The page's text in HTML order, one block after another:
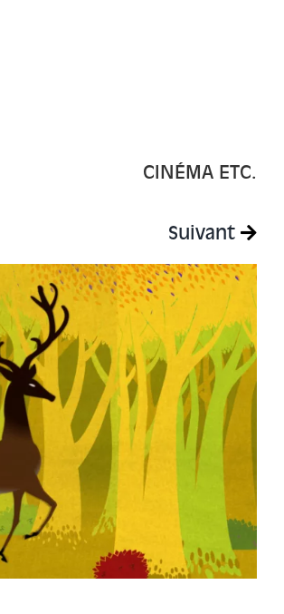
CINÉMA ETC.
Suivant